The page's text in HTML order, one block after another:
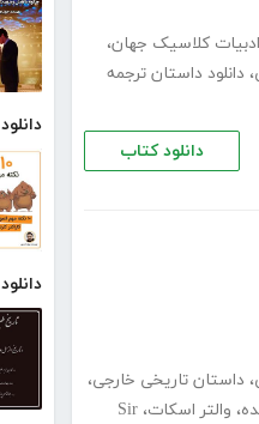
دانلود کتاب 10 نکته
ادبیات کلاسیک جهان،
، دانلود داستان ترجمه
دانلود کتاب
، داستان تاریخی خارجی،
، والتر اسکات، Sir